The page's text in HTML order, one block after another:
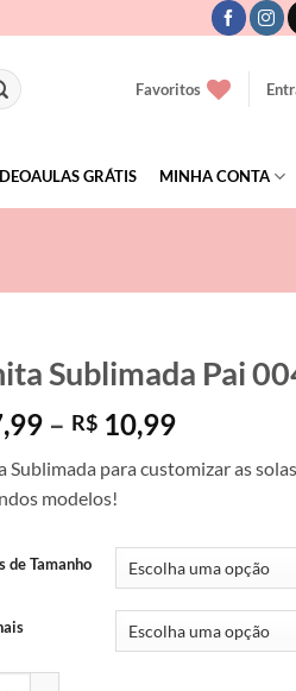
Favoritos
GRÁTIS MINHA CONTA
Sublimada Pai
– R$10,99Faixa
preço:
R$ 10,99
Sublimada para customizar as
modelos!
de Tamanho